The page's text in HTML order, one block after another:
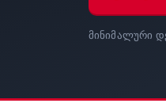
მინიმალური